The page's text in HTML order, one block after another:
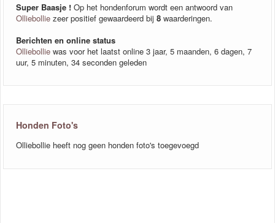
Super Baasje ! Op het hondenforum wordt een antwoord van
Olliebollie zeer positief gewaardeerd bij 8 waarderingen.
Berichten en online status
Olliebollie was voor het laatst online 3 jaar, 5 maanden, 6 dagen, 7
uur, 5 minuten, 34 seconden geleden
Honden Foto's
Olliebollie heeft nog geen honden foto's toegevoegd